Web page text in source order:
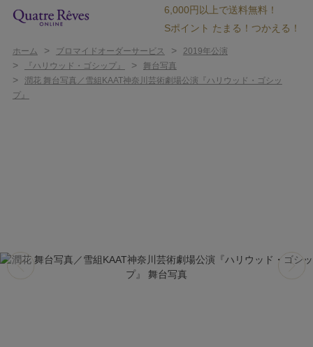
6,000円以上で送料無料！
Sポイント たまる！つかえる！
ホーム > ブロマイドオーダーサービス > 2019年公演
> 『ハリウッド・ゴシップ』 > 舞台写真
>
潤花 舞台写真／雪組KAAT神奈川芸術劇場公演『ハリウッド・ゴシッ
プ』